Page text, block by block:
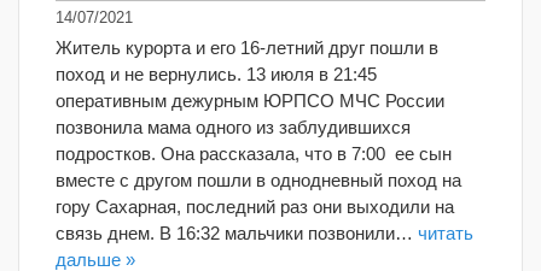
14/07/2021
Житель курорта и его 16-летний друг пошли в
поход и не вернулись. 13 июля в 21:45
оперативным дежурным ЮРПСО МЧС России
позвонила мама одного из заблудившихся
подростков. Она рассказала, что в 7:00 ее сын
вместе с другом пошли в однодневный поход на
гору Сахарная, последний раз они выходили на
связь днем. В 16:32 мальчики позвонили… читать
дальше »